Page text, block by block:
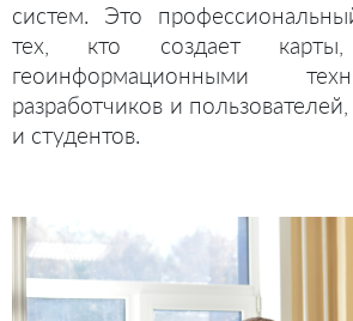
систем. Это
тех, кто создает
геоинформационными
разработчиков и
и студентов.